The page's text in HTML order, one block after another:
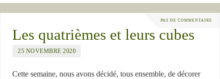
PAS DE COMMENTAIRE
Les quatrièmes et leurs cubes
25 NOVEMBRE 2020
Cette semaine, nous avons décidé, tous ensemble, de décorer